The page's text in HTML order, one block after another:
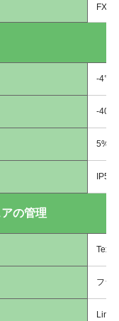
-4°F
-
5%
IP53
の管理
フラ
Linux